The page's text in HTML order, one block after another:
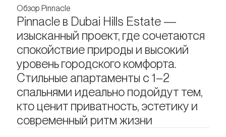
Обзор Pinnacle
Pinnacle в Dubai Hills Estate —
изысканный проект, где сочетаются
спокойствие природы и высокий
уровень городского комфорта.
Стильные апартаменты с 1–2
спальнями идеально подойдут тем,
кто ценит приватность, эстетику и
современный ритм жизни